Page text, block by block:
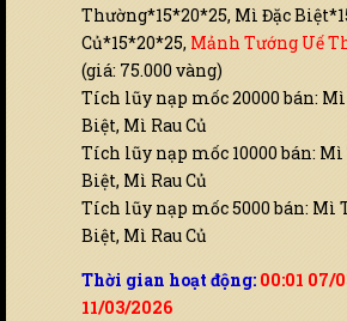
Thường*15*20*25, Mì Đặc
Củ*15*20*25, Mảnh Tướng Uế
(giá: 75.000 vàng)
Tích lũy nạp mốc 20000 bán:
Biệt, Mì Rau Củ
Tích lũy nạp mốc 10000 bán:
Biệt, Mì Rau Củ
Tích lũy nạp mốc 5000 bán: Mì
Biệt, Mì Rau Củ
Thời gian hoạt động: 00:01 07/
11/03/2026